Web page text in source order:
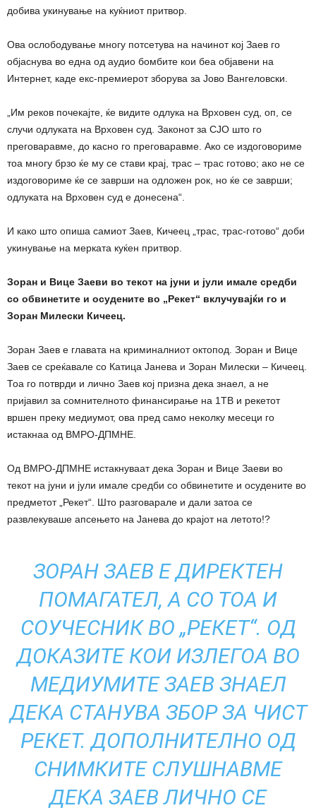
добива укинување на куќниот притвор.
Ова ослободување многу потсетува на начинот кој Заев го
објаснува во една од аудио бомбите кои беа објавени на
Интернет, каде екс-премиерот зборува за Јово Вангеловски.
„Им реков почекајте, ќе видите одлука на Врховен суд, оп, се
случи одлуката на Врховен суд. Законот за СЈО што го
преговаравме, до касно го преговаравме. Ако се издоговориме
тоа многу брзо ќе му се стави крај, трас – трас готово; ако не се
издоговориме ќе се заврши на одложен рок, но ќе се заврши;
одлуката на Врховен суд е донесена“.
И како што опиша самиот Заев, Кичеец „трас, трас-готово“ доби
укинување на мерката куќен притвор.
Зоран и Вице Заеви во текот на јуни и јули имале средби
со обвинетите и осудените во „Рекет“ вклучувајќи го и
Зоран Милески Кичеец.
Зоран Заев е главата на криминалниот октопод. Зоран и Вице
Заев се среќавале со Катица Јанева и Зоран Милески – Кичеец.
Тоа го потврди и лично Заев кој призна дека знаел, а не
пријавил за сомнителното финансирање на 1ТВ и рекетот
вршен преку медиумот, ова пред само неколку месеци го
истакнаа од ВМРО-ДПМНЕ.
Од ВМРО-ДПМНЕ истакнуваат дека Зоран и Вице Заеви во
текот на јуни и јули имале средби со обвинетите и осудените во
предметот „Рекет“. Што разговарале и дали затоа се
развлекуваше апсењето на Јанева до крајот на летото!?
ЗОРАН ЗАЕВ Е ДИРЕКТЕН
ПОМАГАТЕЛ, А СО ТОА И
СОУЧЕСНИК ВО „РЕКЕТ“. ОД
ДОКАЗИТЕ КОИ ИЗЛЕГОА ВО
МЕДИУМИТЕ ЗАЕВ ЗНАЕЛ
ДЕКА СТАНУВА ЗБОР ЗА ЧИСТ
РЕКЕТ. ДОПОЛНИТЕЛНО ОД
СНИМКИТЕ СЛУШНАВМЕ
ДЕКА ЗАЕВ ЛИЧНО СЕ